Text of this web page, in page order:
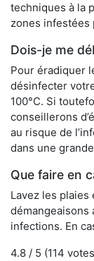
techniques à la
zones infestées
Dois-je me
Pour éradiquer
désinfecter
100°C. Si
conseillerons
au risque de
dans une
Que faire en
Lavez les
démangeaisons
infections. En
4.8 / 5 (114